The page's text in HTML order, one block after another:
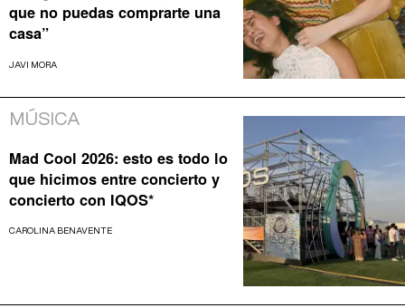
que no puedas comprarte una
casa”
JAVI MORA
MÚSICA
Mad Cool 2026: esto es todo lo
que hicimos entre concierto y
concierto con IQOS*
CAROLINA BENAVENTE